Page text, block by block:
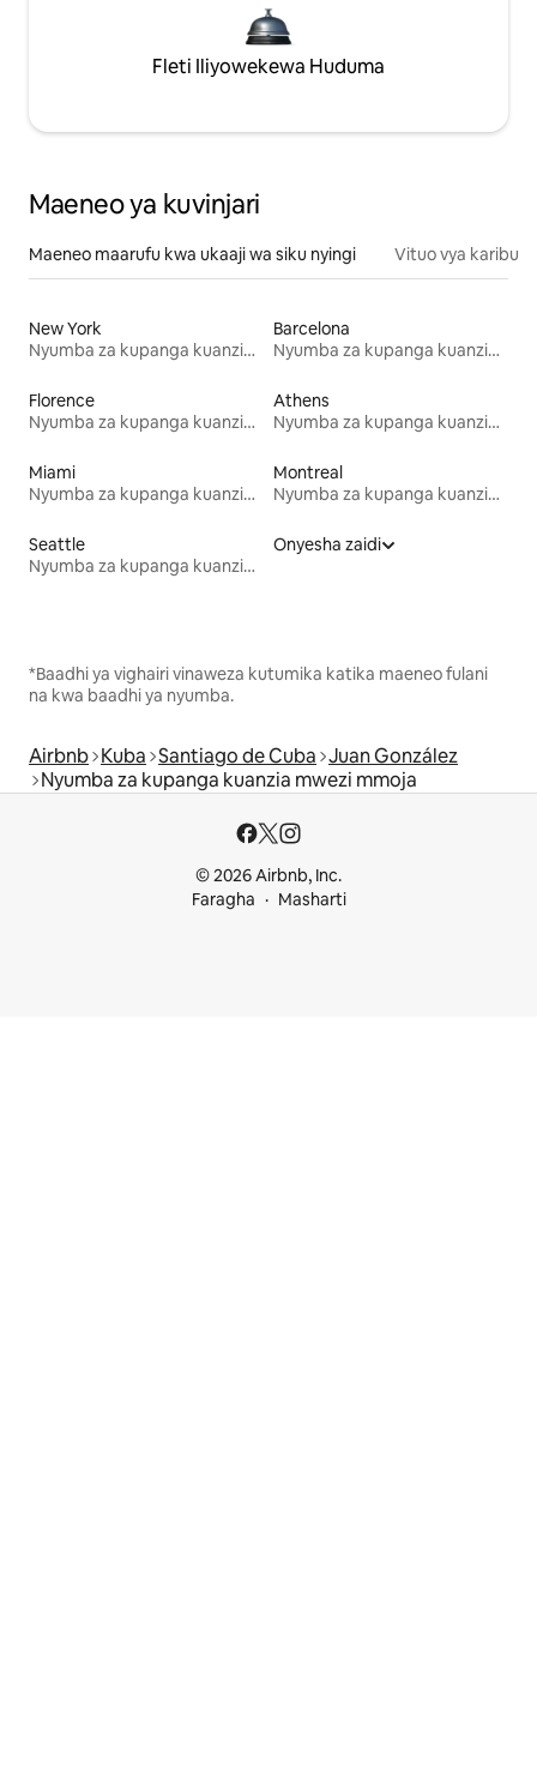
Fleti Iliyowekewa Huduma
Maeneo ya kuvinjari
Maeneo maarufu kwa ukaaji wa siku nyingi Vituo vya karibu
New York
Nyumba za kupanga kuanzia mwezi mmoja
Barcelona
Nyumba za kupanga kuanzia mwezi mmoja
Florence
Nyumba za kupanga kuanzia mwezi mmoja
Athens
Nyumba za kupanga kuanzia mwezi mmoja
Miami
Nyumba za kupanga kuanzia mwezi mmoja
Montreal
Nyumba za kupanga kuanzia mwezi mmoja
Seattle
Nyumba za kupanga kuanzia mwezi mmoja
Onyesha zaidi
*Baadhi ya vighairi vinaweza kutumika katika maeneo fulani
na kwa baadhi ya nyumba.
Airbnb Kuba Santiago de Cuba Juan González
Nyumba za kupanga kuanzia mwezi mmoja
© 2026 Airbnb, Inc.
Faragha
Masharti